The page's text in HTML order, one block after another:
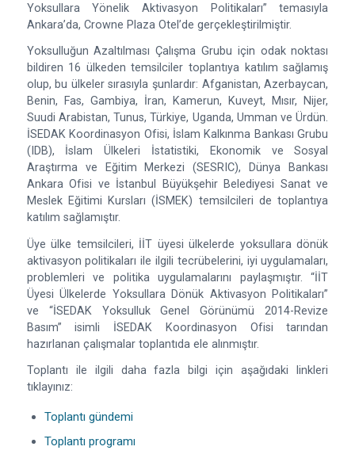
Yoksullara Yönelik Aktivasyon Politikaları” temasıyla
Ankara’da, Crowne Plaza Otel’de gerçekleştirilmiştir.
Yoksulluğun Azaltılması Çalışma Grubu için odak noktası
bildiren 16 ülkeden temsilciler toplantıya katılım sağlamış
olup, bu ülkeler sırasıyla şunlardır: Afganistan, Azerbaycan,
Benin, Fas, Gambiya, İran, Kamerun, Kuveyt, Mısır, Nijer,
Suudi Arabistan, Tunus, Türkiye, Uganda, Umman ve Ürdün.
İSEDAK Koordinasyon Ofisi, İslam Kalkınma Bankası Grubu
(IDB), İslam Ülkeleri İstatistiki, Ekonomik ve Sosyal
Araştırma ve Eğitim Merkezi (SESRIC), Dünya Bankası
Ankara Ofisi ve İstanbul Büyükşehir Belediyesi Sanat ve
Meslek Eğitimi Kursları (İSMEK) temsilcileri de toplantıya
katılım sağlamıştır.
Üye ülke temsilcileri, İİT üyesi ülkelerde yoksullara dönük
aktivasyon politikaları ile ilgili tecrübelerini, iyi uygulamaları,
problemleri ve politika uygulamalarını paylaşmıştır. “İİT
Üyesi Ülkelerde Yoksullara Dönük Aktivasyon Politikaları”
ve “İSEDAK Yoksulluk Genel Görünümü 2014-Revize
Basım” isimli İSEDAK Koordinasyon Ofisi tarından
hazırlanan çalışmalar toplantıda ele alınmıştır.
Toplantı ile ilgili daha fazla bilgi için aşağıdaki linkleri
tıklayınız:
Toplantı gündemi
Toplantı programı